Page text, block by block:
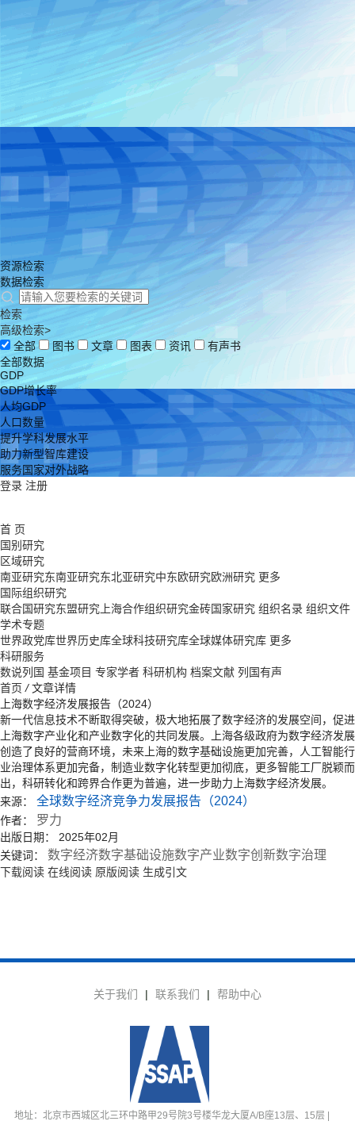
资源检索
数据检索
检索
高级检索>
全部
图书 文章 图表 资讯
有声书
全部数据
GDP
GDP增长率
人均GDP
人口数量
提升学科发展水平
助力新型智库建设
服务国家对外战略
登录 注册
首 页
国别研究
区域研究
南亚研究东南亚研究东北亚研究中东欧研究欧洲研究 更多
国际组织研究
联合国研究东盟研究 上海合作组织研究金砖国家研究 组织名录 组织文件
学术专题
世界政党库世界历史库全球科技研究库全球媒体研究库 更多
科研服务
数说列国 基金项目 专家学者 科研机构 档案文献 列国有声
首页 / 文章详情
上海数字经济发展报告（2024）
新一代信息技术不断取得突破，极大地拓展了数字经济的发展空间，促进
上海数字产业化和产业数字化的共同发展。上海各级政府为数字经济发展
创造了良好的营商环境，未来上海的数字基础设施更加完善，人工智能行
业治理体系更加完备，制造业数字化转型更加彻底，更多智能工厂脱颖而
出，科研转化和跨界合作更为普遍，进一步助力上海数字经济发展。
来源：
全球数字经济竞争力发展报告（2024）
作者： 罗力
出版日期：
2025年02月
关键词：
数字经济数字基础设施数字产业数字创新数字治理
下载阅读 在线阅读 原版阅读 生成引文
关于我们 | 联系我们 | 帮助中心
地址：北京市西城区北三环中路甲29号院3号楼华龙大厦A/B座13层、15层 |